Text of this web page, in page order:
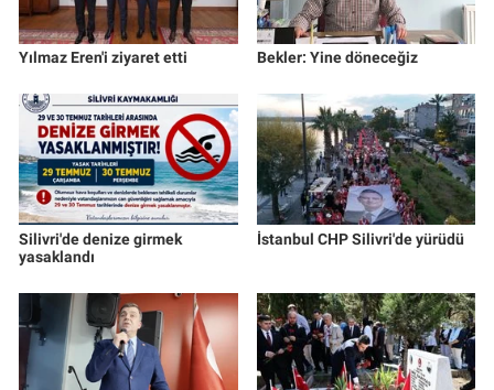
Yılmaz Eren'i ziyaret etti Bekler: Yine döneceğiz
Silivri'de denize girmek
yasaklandı
İstanbul CHP Silivri'de yürüdü